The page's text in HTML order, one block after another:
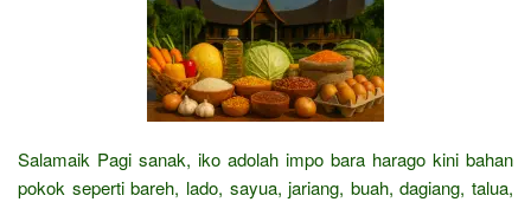
Salamaik Pagi sanak, iko adolah impo bara harago kini bahan
pokok seperti bareh, lado, sayua, jariang, buah, dagiang, talua,